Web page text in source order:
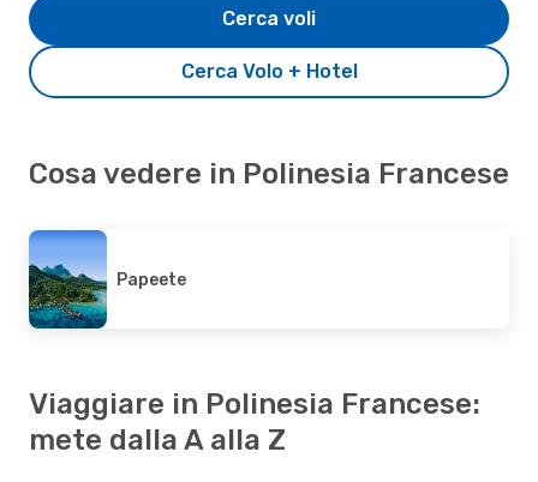
Cerca Volo + Hotel
Cerca voli
Cosa vedere in Polinesia Francese
Papeete
Viaggiare in Polinesia Francese:
mete dalla A alla Z